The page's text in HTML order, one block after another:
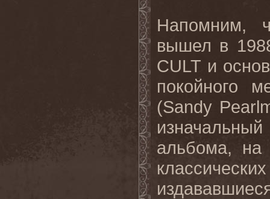
Напомним,
вышел в
CULT и
покойного
(Sandy
альбома, на